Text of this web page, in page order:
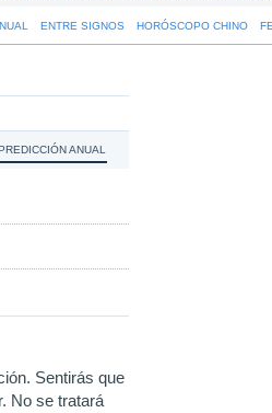
ENTRE SIGNOS HORÓSCOPO CHINO
ANUAL
Sentirás que
No se tratará